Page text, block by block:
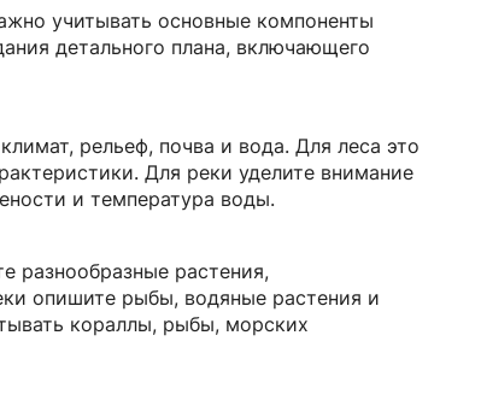
учитывать основные компоненты
детального плана, включающего
рельеф, почва и вода. Для леса это
Для реки уделите внимание
и температура воды.
разнообразные растения,
опишите рыбы, водяные растения и
кораллы, рыбы, морских